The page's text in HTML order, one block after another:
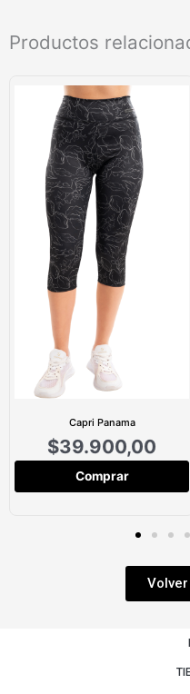
Productos
Capri Panama
$39.900,00
Comprar